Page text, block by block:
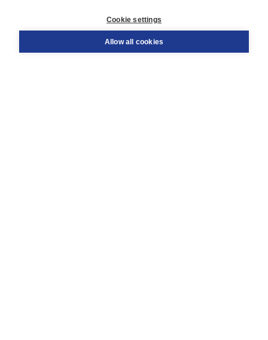
Order
Cookie settings
Allow all cookies